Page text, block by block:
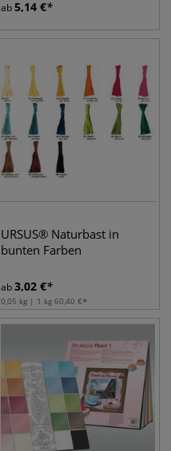
ab5,14 €
URSUS® Naturbast in
bunten Farben
ab3,02 €
0,05 kg | 1 kg 60,40 €